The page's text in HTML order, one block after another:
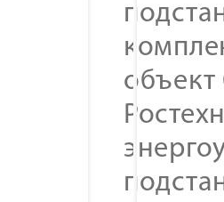
объект